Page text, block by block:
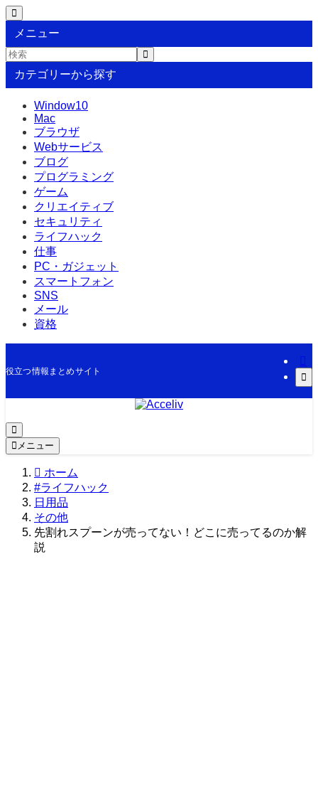
メニュー
カテゴリーから探す
Window10
Mac
ブラウザ
Webサービス
ブログ
プログラミング
ゲーム
クリエイティブ
セキュリティ
ライフハック
仕事
PC・ガジェット
スマートフォン
SNS
メール
資格
役立つ情報まとめサイト
メニュー
ホーム
#ライフハック
日用品
その他
先割れスプーンが売ってない！どこに売ってるのか解
説